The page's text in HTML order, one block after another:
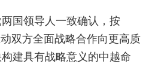
领导人一致确认，按
双方全面战略合作向更高质
建具有战略意义的中越命